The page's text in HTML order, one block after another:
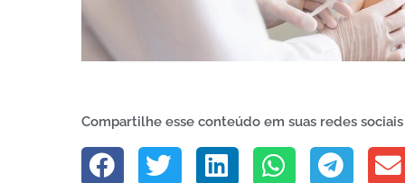
Compartilhe esse conteúdo em suas redes sociais